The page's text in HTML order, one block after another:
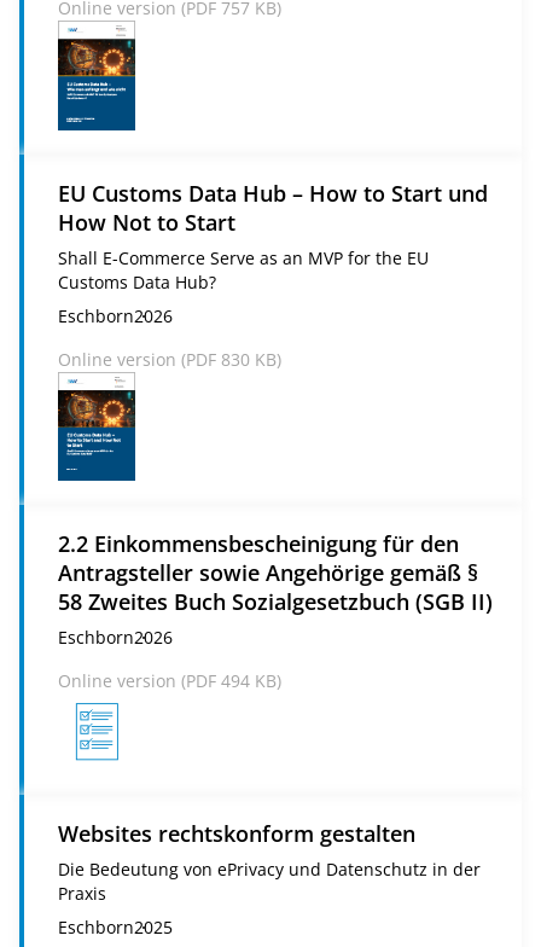
Online version (PDF 757 KB)
EU Customs Data Hub – How to Start und
How Not to Start
Shall E-Commerce Serve as an MVP for the EU
Customs Data Hub?
Eschborn2026
Online version (PDF 830 KB)
2.2 Einkommensbescheinigung für den
Antragsteller sowie Angehörige gemäß §
58 Zweites Buch Sozialgesetzbuch (SGB II)
Eschborn2026
Online version (PDF 494 KB)
Websites rechtskonform gestalten
Die Bedeutung von ePrivacy und Datenschutz in der
Praxis
Eschborn2025